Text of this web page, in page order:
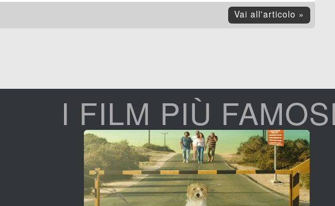
Vai all'articolo »
I FILM PIÙ